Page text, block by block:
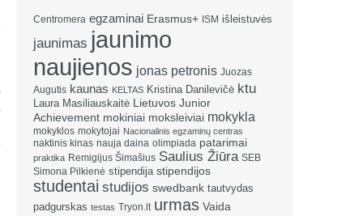
Centromera egzaminai Erasmus+ ISM išleistuvės
jaunimas jaunimo
naujienos jonas petronis Juozas
Augutis kaunas KELTAS Kristina Danilevičė ktu
Laura Masiliauskaitė Lietuvos Junior
Achievement mokiniai moksleiviai mokykla
mokyklos mokytojai Nacionalinis egzaminų centras
naktinis kinas nauja daina olimpiada patarimai
praktika Remigijus Šimašius Saulius Žiūra SEB
Simona Pilkienė stipendija stipendijos
studentai studijos swedbank tautvydas
padgurskas testas Tryon.lt urmas Vaida